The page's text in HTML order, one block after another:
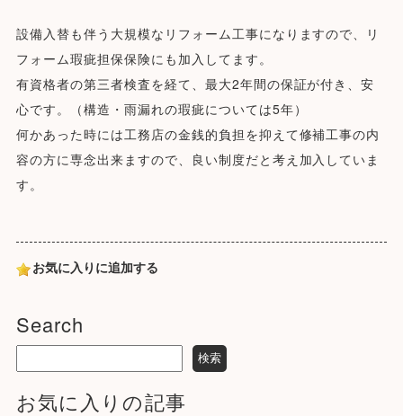
設備入替も伴う大規模なリフォーム工事になりますので、リ
フォーム瑕疵担保保険にも加入してます。
有資格者の第三者検査を経て、最大2年間の保証が付き、安
心です。（構造・雨漏れの瑕疵については5年）
何かあった時には工務店の金銭的負担を抑えて修補工事の内
容の方に専念出来ますので、良い制度だと考え加入していま
す。
お気に入りに追加する
Search
お気に入りの記事